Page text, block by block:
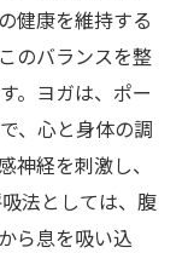
健康を維持する
のバランスを整
。ヨガは、ポー
、心と身体の調
神経を刺激し、
法としては、腹
ら息を吸い込